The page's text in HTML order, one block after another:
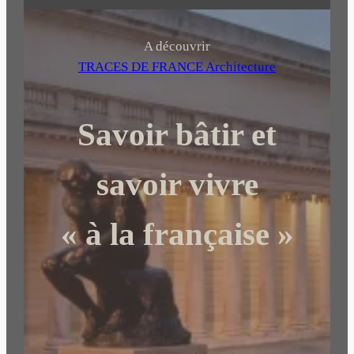
r
h
r
A découvrir
TRACES DE FRANCE Architecture
Savoir bâtir et
savoir vivre
« à la française »